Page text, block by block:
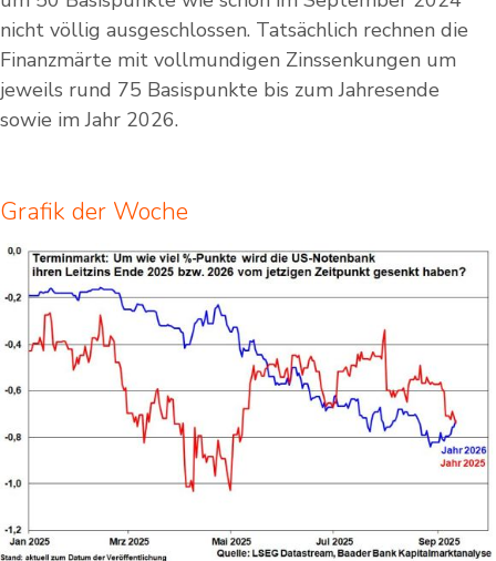
nicht völlig ausgeschlossen. Tatsächlich rechnen die
Finanzmärte mit vollmundigen Zinssenkungen um
jeweils rund 75 Basispunkte bis zum Jahresende
sowie im Jahr 2026.
Grafik der Woche